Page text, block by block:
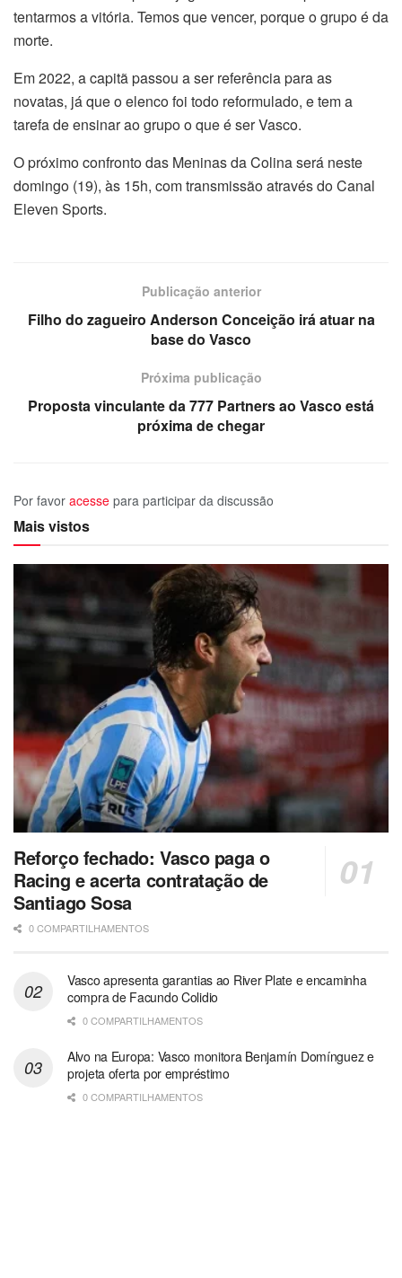
tentarmos a vitória. Temos que vencer, porque o grupo é da
morte.
Em 2022, a capitã passou a ser referência para as
novatas, já que o elenco foi todo reformulado, e tem a
tarefa de ensinar ao grupo o que é ser Vasco.
O próximo confronto das Meninas da Colina será neste
domingo (19), às 15h, com transmissão através do Canal
Eleven Sports.
Publicação anterior
Filho do zagueiro Anderson Conceição irá atuar na
base do Vasco
Próxima publicação
Proposta vinculante da 777 Partners ao Vasco está
próxima de chegar
Por favor acesse para participar da discussão
Mais vistos
Reforço fechado: Vasco paga o
Racing e acerta contratação de
Santiago Sosa
0 COMPARTILHAMENTOS
Vasco apresenta garantias ao River Plate e encaminha
compra de Facundo Colidio
0 COMPARTILHAMENTOS
Alvo na Europa: Vasco monitora Benjamín Domínguez e
projeta oferta por empréstimo
0 COMPARTILHAMENTOS